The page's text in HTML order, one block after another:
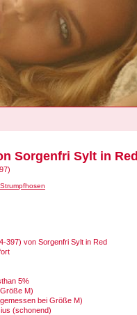
Sorgenfri Sylt in Red
397) von Sorgenfri Sylt in Red
5%
M)
bei Größe M)
(schonend)